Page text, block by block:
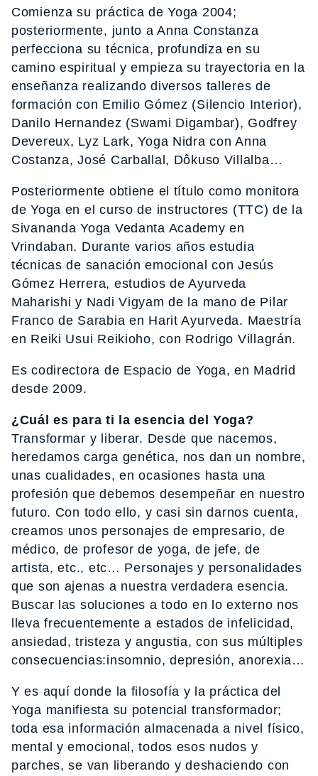
Comienza su práctica de Yoga 2004;
posteriormente, junto a Anna Constanza
perfecciona su técnica, profundiza en su
camino espiritual y empieza su trayectoria en la
enseñanza realizando diversos talleres de
formación con Emilio Gómez (Silencio Interior),
Danilo Hernandez (Swami Digambar), Godfrey
Devereux, Lyz Lark, Yoga Nidra con Anna
Costanza, José Carballal, Dôkuso Villalba…
Posteriormente obtiene el título como monitora
de Yoga en el curso de instructores (TTC) de la
Sivananda Yoga Vedanta Academy en
Vrindaban. Durante varios años estudia
técnicas de sanación emocional con Jesús
Gómez Herrera, estudios de Ayurveda
Maharishi y Nadi Vigyam de la mano de Pilar
Franco de Sarabia en Harit Ayurveda. Maestría
en Reiki Usui Reikioho, con Rodrigo Villagrán.
Es codirectora de Espacio de Yoga, en Madrid
desde 2009.
¿Cuál es para ti la esencia del Yoga?
Transformar y liberar. Desde que nacemos,
heredamos carga genética, nos dan un nombre,
unas cualidades, en ocasiones hasta una
profesión que debemos desempeñar en nuestro
futuro. Con todo ello, y casi sin darnos cuenta,
creamos unos personajes de empresario, de
médico, de profesor de yoga, de jefe, de
artista, etc., etc… Personajes y personalidades
que son ajenas a nuestra verdadera esencia.
Buscar las soluciones a todo en lo externo nos
lleva frecuentemente a estados de infelicidad,
ansiedad, tristeza y angustia, con sus múltiples
consecuencias:insomnio, depresión, anorexia…
Y es aquí donde la filosofía y la práctica del
Yoga manifiesta su potencial transformador;
toda esa información almacenada a nivel físico,
mental y emocional, todos esos nudos y
parches, se van liberando y deshaciendo con